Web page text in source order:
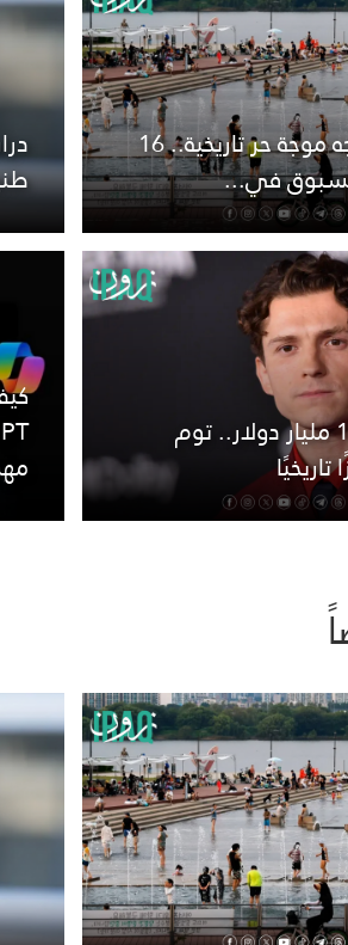
كوريا الجنوبية تواجه موجة حر تاريخية.. 16
مسبوق في...
بإيرادات تجاوزت 12 مليار دولار.. توم